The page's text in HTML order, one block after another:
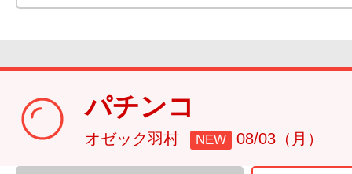
パチンコ
オゼック羽村 NEW 08/03（月）